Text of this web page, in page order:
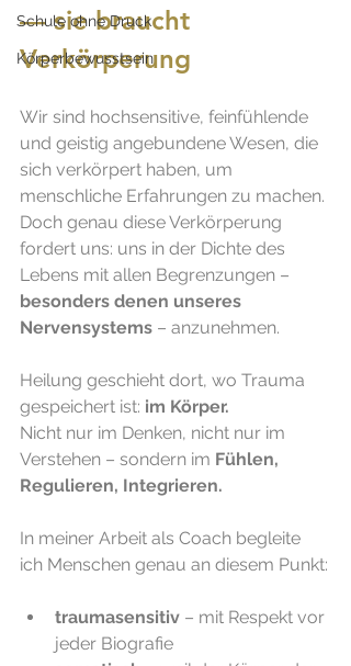
Schule ohne Druck
Körperbewusstsein
— sie braucht
Verkörperung
Wir sind hochsensitive, feinfühlende
und geistig angebundene Wesen, die
sich verkörpert haben, um
menschliche Erfahrungen zu machen.
Doch genau diese Verkörperung
fordert uns: uns in der Dichte des
Lebens mit allen Begrenzungen –
besonders denen unseres
Nervensystems – anzunehmen.
Heilung geschieht dort, wo Trauma
gespeichert ist: im Körper.
Nicht nur im Denken, nicht nur im
Verstehen – sondern im Fühlen,
Regulieren, Integrieren.
In meiner Arbeit als Coach begleite
ich Menschen genau an diesem Punkt:
traumasensitiv – mit Respekt vor
jeder Biografie